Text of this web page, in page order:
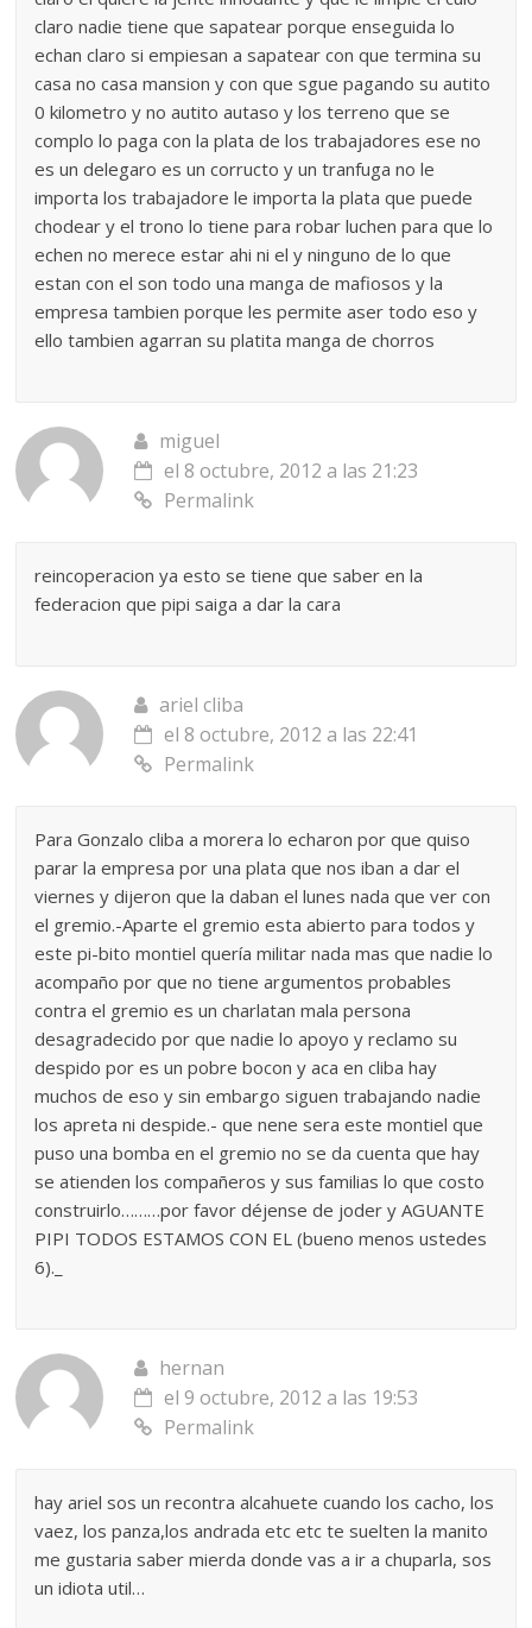
claro nadie tiene que sapatear porque enseguida lo
echan claro si empiesan a sapatear con que termina su
casa no casa mansion y con que sgue pagando su autito
0 kilometro y no autito autaso y los terreno que se
complo lo paga con la plata de los trabajadores ese no
es un delegaro es un corructo y un tranfuga no le
importa los trabajadore le importa la plata que puede
chodear y el trono lo tiene para robar luchen para que lo
echen no merece estar ahi ni el y ninguno de lo que
estan con el son todo una manga de mafiosos y la
empresa tambien porque les permite aser todo eso y
ello tambien agarran su platita manga de chorros
miguel
el 8 octubre, 2012 a las 21:23
Permalink
reincoperacion ya esto se tiene que saber en la
federacion que pipi saiga a dar la cara
ariel cliba
el 8 octubre, 2012 a las 22:41
Permalink
Para Gonzalo cliba a morera lo echaron por que quiso
parar la empresa por una plata que nos iban a dar el
viernes y dijeron que la daban el lunes nada que ver con
el gremio.-Aparte el gremio esta abierto para todos y
este pi-bito montiel quería militar nada mas que nadie lo
acompaño por que no tiene argumentos probables
contra el gremio es un charlatan mala persona
desagradecido por que nadie lo apoyo y reclamo su
despido por es un pobre bocon y aca en cliba hay
muchos de eso y sin embargo siguen trabajando nadie
los apreta ni despide.- que nene sera este montiel que
puso una bomba en el gremio no se da cuenta que hay
se atienden los compañeros y sus familias lo que costo
construirlo………por favor déjense de joder y AGUANTE
PIPI TODOS ESTAMOS CON EL (bueno menos ustedes
6)._
hernan
el 9 octubre, 2012 a las 19:53
Permalink
hay ariel sos un recontra alcahuete cuando los cacho, los
vaez, los panza,los andrada etc etc te suelten la manito
me gustaria saber mierda donde vas a ir a chuparla, sos
un idiota util…